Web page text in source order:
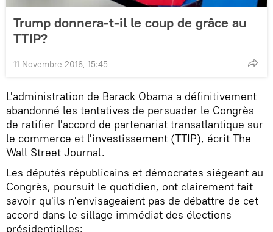
Trump donnera-t-il le coup de grâce au
TTIP?
11 Novembre 2016, 15:45
L'administration de Barack Obama a définitivement
abandonné les tentatives de persuader le Congrès
de ratifier l'accord de partenariat transatlantique sur
le commerce et l'investissement (TTIP), écrit The
Wall Street Journal.
Les députés républicains et démocrates siégeant au
Congrès, poursuit le quotidien, ont clairement fait
savoir qu'ils n'envisageaient pas de débattre de cet
accord dans le sillage immédiat des élections
présidentielles: